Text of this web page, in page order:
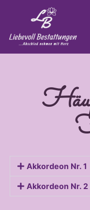
Akkordeon Nr. 1
Akkordeon Nr. 2